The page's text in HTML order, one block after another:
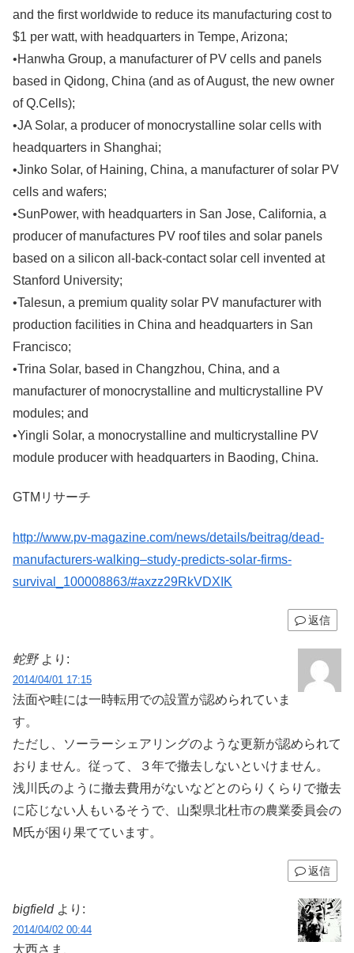
and the first worldwide to reduce its manufacturing cost to
$1 per watt, with headquarters in Tempe, Arizona;
•Hanwha Group, a manufacturer of PV cells and panels
based in Qidong, China (and as of August, the new owner
of Q.Cells);
•JA Solar, a producer of monocrystalline solar cells with
headquarters in Shanghai;
•Jinko Solar, of Haining, China, a manufacturer of solar PV
cells and wafers;
•SunPower, with headquarters in San Jose, California, a
producer of manufactures PV roof tiles and solar panels
based on a silicon all-back-contact solar cell invented at
Stanford University;
•Talesun, a premium quality solar PV manufacturer with
production facilities in China and headquarters in San
Francisco;
•Trina Solar, based in Changzhou, China, and a
manufacturer of monocrystalline and multicrystalline PV
modules; and
•Yingli Solar, a monocrystalline and multicrystalline PV
module producer with headquarters in Baoding, China.
GTMリサーチ
http://www.pv-magazine.com/news/details/beitrag/dead-
manufacturers-walking–study-predicts-solar-firms-
survival_100008863/#axzz29RkVDXIK
返信
蛇野 より:
2014/04/01 17:15
法面や畦には一時転用での設置が認められていま
す。
ただし、ソーラーシェアリングのような更新が認められて
おりません。従って、３年で撤去しないといけません。
浅川氏のように撤去費用がないなどとのらりくらりで撤去
に応じない人もいるそうで、山梨県北杜市の農業委員会の
M氏が困り果てています。
返信
bigfield より:
2014/04/02 00:44
大西さま、